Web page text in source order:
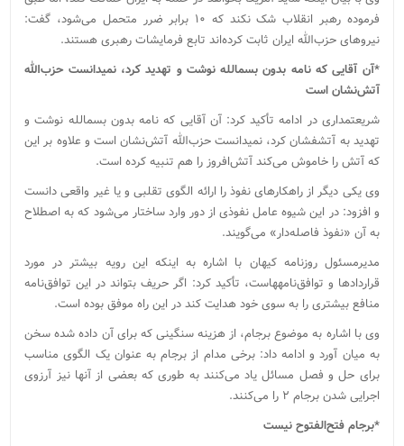
فرموده رهبر انقلاب شک نکند که ۱۰ برابر ضرر متحمل می‌شود، گفت:
نیروهای حزب‌الله ایران ثابت کرده‌اند تابع فرمایشات رهبری هستند.
*آن آقایی که نامه بدون بسم‎الله نوشت و تهدید کرد، نمیدانست حزب‌الله
آتش‌نشان است
شریعتمداری در ادامه تأکید کرد: آن آقایی که نامه بدون بسم‎الله نوشت و
تهدید به آتشفشان کرد، نمیدانست حزب‌الله آتش‌نشان است و علاوه بر این
که آتش را خاموش می‌کند آتش‌افروز را هم تنبیه کرده است.
وی یکی دیگر از راهکارهای نفوذ را ارائه الگوی تقلبی و یا غیر واقعی دانست
و افزود: در این شیوه عامل نفوذی از دور وارد ساختار می‌شود که به اصطلاح
به آن «نفوذ فاصله‌دار» می‌گویند.
مدیرمسئول روزنامه کیهان با اشاره به اینکه این رویه بیشتر در مورد
قراردادها و توافق‌نامه‎هاست، تأکید کرد: اگر حریف بتواند در این توافق‌نامه
منافع بیشتری را به سوی خود هدایت کند در این راه موفق بوده است.
وی با اشاره به موضوع برجام، از هزینه سنگینی که برای آن داده شده سخن
به میان آورد و ادامه داد: برخی مدام از برجام به عنوان یک الگوی مناسب
برای حل و فصل مسائل یاد می‌کنند به طوری که بعضی از آنها نیز آرزوی
اجرایی شدن برجام ۲ را می‌کنند.
*برجام فتح‌الفتوح نیست